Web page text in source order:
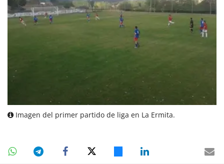
Imagen del primer partido de liga en La Ermita.